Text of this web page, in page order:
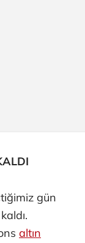
gün
altın